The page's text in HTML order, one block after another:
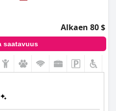
rahalle tarjoavan
mikä tekee siitä suositeltavan
Alkaen 80 $
saatavuus